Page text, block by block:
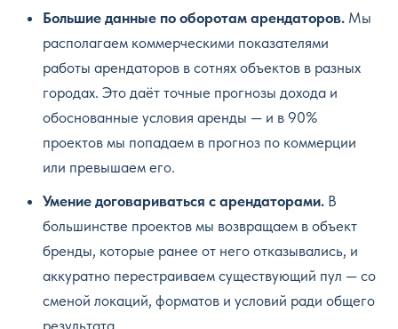
Большие данные по оборотам арендаторов. Мы
располагаем коммерческими показателями
работы арендаторов в сотнях объектов в разных
городах. Это даёт точные прогнозы дохода и
обоснованные условия аренды — и в 90%
проектов мы попадаем в прогноз по коммерции
или превышаем его.
Умение договариваться с арендаторами. В
большинстве проектов мы возвращаем в объект
бренды, которые ранее от него отказывались, и
аккуратно перестраиваем существующий пул — со
сменой локаций, форматов и условий ради общего
результата.